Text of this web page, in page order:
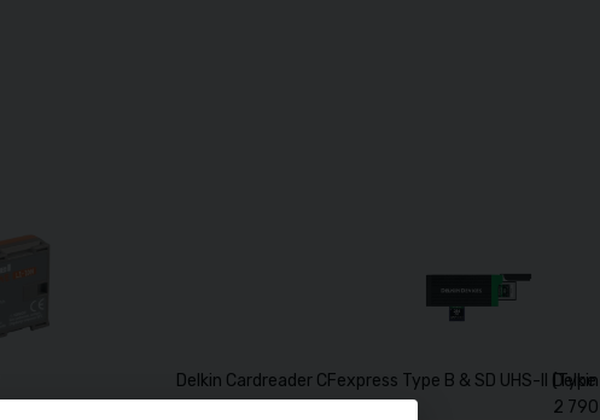
Delkin Cardreader CFexpress Type B & SD UHS-II
2